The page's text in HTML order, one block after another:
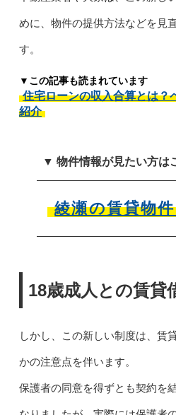
めに、物件の提供方法などを見
す。
▼この記事も読まれています
住宅ローンの収入合算とは？
紹介
▼ 物件情報が見たい方は
綾瀬の賃貸物
18歳成人との賃貸
しかし、この新しい制度は、賃
かの注意点を伴います。
保護者の同意を得ずとも契約を